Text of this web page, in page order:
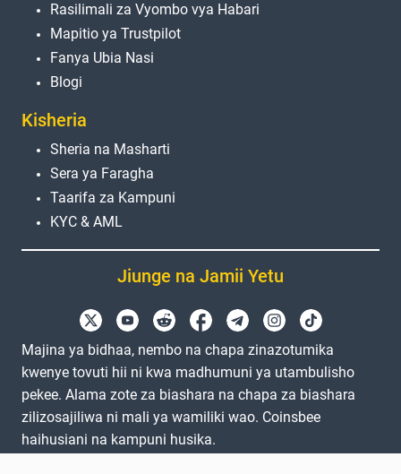
Rasilimali za Vyombo vya Habari
Mapitio ya Trustpilot
Fanya Ubia Nasi
Blogi
Kisheria
Sheria na Masharti
Sera ya Faragha
Taarifa za Kampuni
KYC & AML
Jiunge na Jamii Yetu
Majina ya bidhaa, nembo na chapa zinazotumika
kwenye tovuti hii ni kwa madhumuni ya utambulisho
pekee. Alama zote za biashara na chapa za biashara
zilizosajiliwa ni mali ya wamiliki wao. Coinsbee
haihusiani na kampuni husika.